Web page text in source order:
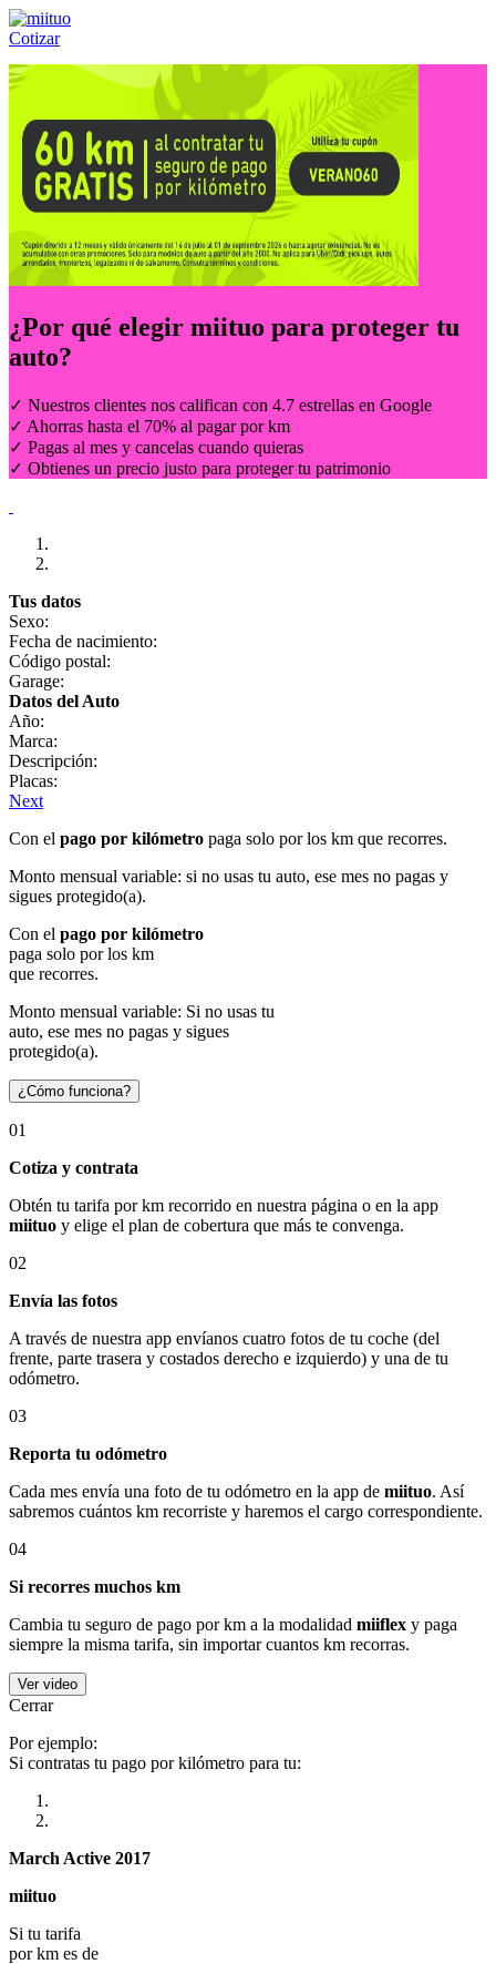
Cotizar
Llámanos al:(55) 84-21-05-00 ó
¿Por qué elegir miituo para proteger tu
auto?
✓ Nuestros clientes nos califican con 4.7 estrellas en Google
✓ Ahorras hasta el 70% al pagar por km
✓ Pagas al mes y cancelas cuando quieras
✓ Obtienes un precio justo para proteger tu patrimonio
Tus datos
Sexo:
Fecha de nacimiento:
Código postal:
Garage:
Datos del Auto
Año:
Marca:
Descripción:
Placas:
Next
Con el pago por kilómetro paga solo por los km que recorres.
Monto mensual variable: si no usas tu auto, ese mes no pagas y
sigues protegido(a).
Con el pago por kilómetro
paga solo por los km
que recorres.
Monto mensual variable: Si no usas tu
auto, ese mes no pagas y sigues
protegido(a).
¿Cómo funciona?
01
Cotiza y contrata
Obtén tu tarifa por km recorrido en nuestra página o en la app
miituo y elige el plan de cobertura que más te convenga.
02
Envía las fotos
A través de nuestra app envíanos cuatro fotos de tu coche (del
frente, parte trasera y costados derecho e izquierdo) y una de tu
odómetro.
03
Reporta tu odómetro
Cada mes envía una foto de tu odómetro en la app de miituo. Así
sabremos cuántos km recorriste y haremos el cargo correspondiente.
04
Si recorres muchos km
Cambia tu seguro de pago por km a la modalidad miiflex y paga
siempre la misma tarifa, sin importar cuantos km recorras.
Ver video
Cerrar
Por ejemplo:
Si contratas tu pago por kilómetro para tu:
March Active 2017
miituo
Si tu tarifa
por km es de